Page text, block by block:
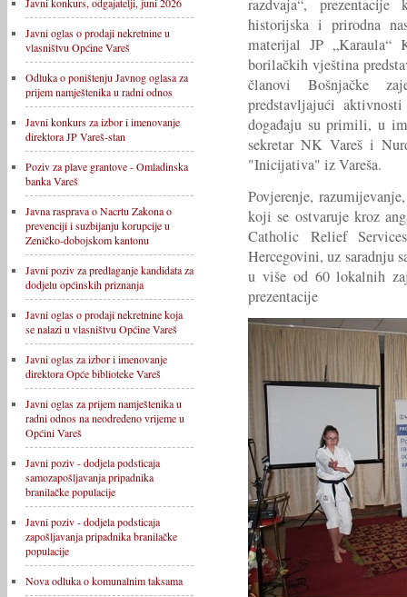
Javni oglas o prodaji nekretnine u
vlasništvu Općine Vareš
Odluka o poništenju Javnog oglasa za
prijem namještenika u radni odnos
Javni konkurs za izbor i imenovanje
direktora JP Vareš-stan
Poziv za plave grantove - Omladinska
banka Vareš
Javna rasprava o Nacrtu Zakona o
prevenciji i suzbijanju korupcije u
Zeničko-dobojskom kantonu
Javni poziv za predlaganje kandidata za
dodjelu općinskih priznanja
Javni oglas o prodaji nekretnine koja
se nalazi u vlasništvu Općine Vareš
Javni oglas za izbor i imenovanje
direktora Opće biblioteke Vareš
Javni oglas za prijem namještenika u
radni odnos na neodređeno vrijeme u
Općini Vareš
Javni poziv - dodjela podsticaja
samozapošljavanja pripadnika
branilačke populacije
Javni poziv - dodjela podsticaja
zapošljavanja pripadnika branilačke
populacije
Nova odluka o komunalnim taksama
razdvaja“,
historijska i prirodna
materijal JP „Karaula“
borilačkih vještina
članovi Bošnjačke
predstavljajući
događaju su primili, u
sekretar NK Vareš i
"Inicijativa" iz Vareša.
Povjerenje,
koji se ostvaruje kroz
Catholic Relief
Hercegovini, uz saradnju
u više od 60 lokalnih
prezentacije